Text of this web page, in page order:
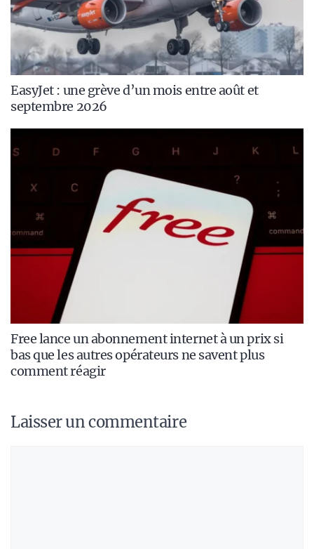
EasyJet : une grève d’un mois entre août et
septembre 2026
Free lance un abonnement internet à un prix si
bas que les autres opérateurs ne savent plus
comment réagir
Laisser un commentaire